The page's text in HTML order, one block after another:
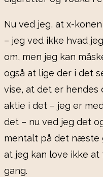
Nu ved jeg, at x-
– jeg ved ikke hvad
om, men jeg kan
også at lige der i det
vise, at det er hendes
aktie i det – jeg er
det – nu ved jeg det
mentalt på det næste
at jeg kan love ikke
gang.